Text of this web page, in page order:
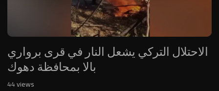
الاحتلال التركي يشعل النار في قرى برواري
بالا بمحافظة دهوك
44views